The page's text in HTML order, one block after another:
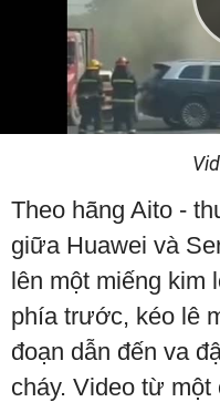
Theo hãng Aito -
giữa Huawei và
lên một miếng kim
phía trước, kéo lê
đoạn dẫn đến va
cháy. Video từ